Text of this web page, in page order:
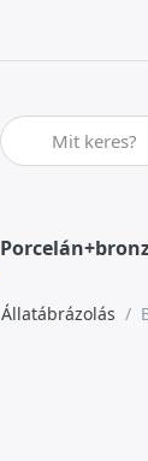
Adja meg a
Állatábrázolás